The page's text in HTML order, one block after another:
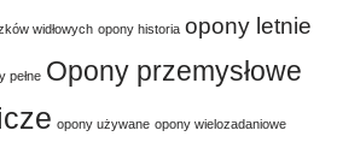
widłowych opony historia opony letnie
pełne Opony przemysłowe
opony używane opony wielozadaniowe